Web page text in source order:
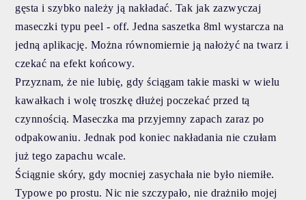
gęsta i szybko należy ją nakładać. Tak jak zazwyczaj
maseczki typu peel - off. Jedna saszetka 8ml wystarcza na
jedną aplikację. Można równomiernie ją nałożyć na twarz i
czekać na efekt końcowy.
Przyznam, że nie lubię, gdy ściągam takie maski w wielu
kawałkach i wolę troszkę dłużej poczekać przed tą
czynnością. Maseczka ma przyjemny zapach zaraz po
odpakowaniu. Jednak pod koniec nakładania nie czułam
już tego zapachu wcale.
Ściągnie skóry, gdy mocniej zasychała nie było niemiłe.
Typowe po prostu. Nic nie szczypało, nie drażniło mojej